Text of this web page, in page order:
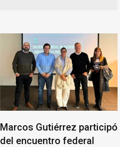
Marcos Gutiérrez participó
del encuentro federal